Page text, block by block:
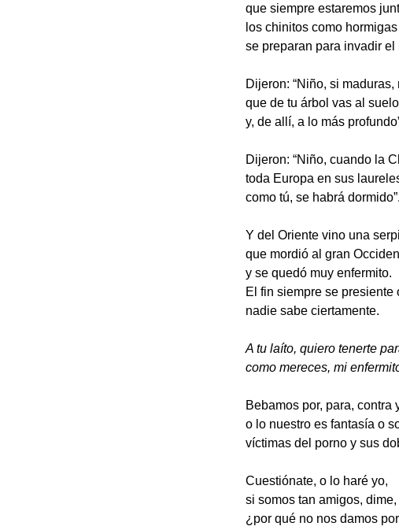
que siempre estaremos
los chinitos como hormigas
se preparan para invadir el
Dijeron: “Niño, si maduras,
que de tu árbol vas al suelo
y, de allí, a lo más
Dijeron: “Niño, cuando la
toda Europa en sus
como tú, se habrá dormido”.
Y del Oriente vino una
que mordió al gran
y se quedó muy enfermito.
El fin siempre se presiente
nadie sabe ciertamente.
A tu laíto, quiero tenerte
como mereces, mi
Bebamos por, para, contra
o lo nuestro es fantasía o
víctimas del porno y sus
Cuestiónate, o lo haré yo,
si somos tan amigos, dime,
¿por qué no nos damos